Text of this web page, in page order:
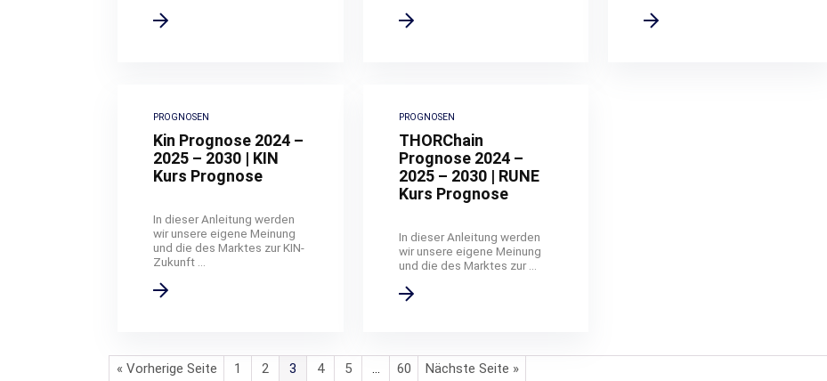
PROGNOSEN
Kin Prognose 2024 –
2025 – 2030 | KIN
Kurs Prognose
In dieser Anleitung werden
wir unsere eigene Meinung
und die des Marktes zur KIN-
Zukunft ...
PROGNOSEN
THORChain
Prognose 2024 –
2025 – 2030 | RUNE
Kurs Prognose
In dieser Anleitung werden
wir unsere eigene Meinung
und die des Marktes zur ...
« Vorherige Seite 1 2 3 4 5 … 60 Nächste Seite »